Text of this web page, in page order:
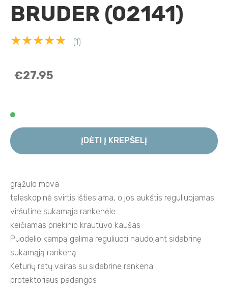
BRUDER (02141)
★★★★★ (1)
€27.95
ĮDĖTI Į KREPŠELĮ
grąžulo mova
teleskopinė svirtis ištiesiama, o jos aukštis reguliuojamas
viršutine sukamąja rankenėle
keičiamas priekinio krautuvo kaušas
Puodelio kampą galima reguliuoti naudojant sidabrinę
sukamąją rankeną
Keturių ratų vairas su sidabrine rankena
protektoriaus padangos